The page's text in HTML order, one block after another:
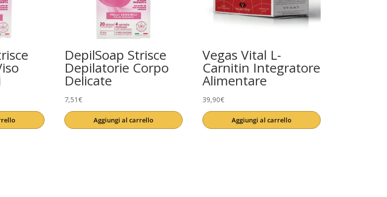
DepilSoap Strisce
Depilatorie Corpo
Delicate
7,51€
Aggiungi al carrello
Vegas Vital L-
Carnitin Integratore
Alimentare
39,90€
Aggiungi al carrello